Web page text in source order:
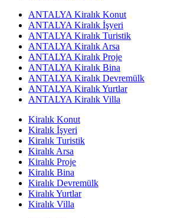
ANTALYA Kiralık Konut
ANTALYA Kiralık İşyeri
ANTALYA Kiralık Turistik
ANTALYA Kiralık Arsa
ANTALYA Kiralık Proje
ANTALYA Kiralık Bina
ANTALYA Kiralık Devremülk
ANTALYA Kiralık Yurtlar
ANTALYA Kiralık Villa
Kiralık Konut
Kiralık İşyeri
Kiralık Turistik
Kiralık Arsa
Kiralık Proje
Kiralık Bina
Kiralık Devremülk
Kiralık Yurtlar
Kiralık Villa